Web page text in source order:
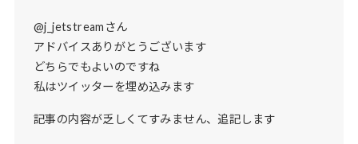
@j_jetstreamさん
アドバイスありがとうございます
どちらでもよいのですね
私はツイッターを埋め込みます
記事の内容が乏しくてすみません、追記します